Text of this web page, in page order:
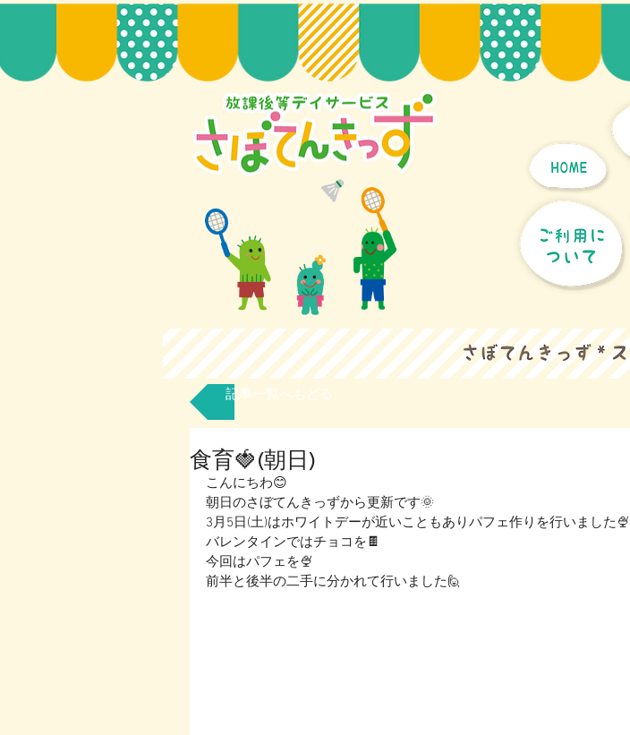
記事一覧へもどる
食育🍓(朝日)
こんにちわ😊
朝日のさぼてんきっずから更新です🌞
3月5日(土)はホワイトデーが近いこともありパフェ作りを行いました🍨
バレンタインではチョコを🍫
今回はパフェを🍨
前半と後半の二手に分かれて行いました🙋